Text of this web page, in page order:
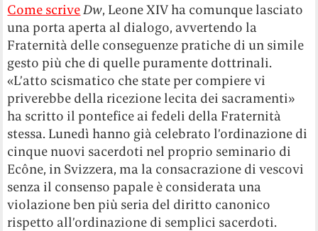
Come scriveDw, Leone XIV ha comunque lasciato
una porta aperta al dialogo, avvertendo la
Fraternità delle conseguenze pratiche di un simile
gesto più che di quelle puramente dottrinali.
«L’atto scismatico che state per compiere vi
priverebbe della ricezione lecita dei sacramenti»
ha scritto il pontefice ai fedeli della Fraternità
stessa. Lunedì hanno già celebrato l’ordinazione di
cinque nuovi sacerdoti nel proprio seminario di
Ecône, in Svizzera, ma la consacrazione di vescovi
senza il consenso papale è considerata una
violazione ben più seria del diritto canonico
rispetto all’ordinazione di semplici sacerdoti.